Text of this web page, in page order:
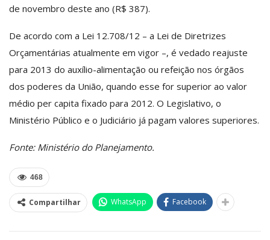
de novembro deste ano (R$ 387).
De acordo com a Lei 12.708/12 – a Lei de Diretrizes
Orçamentárias atualmente em vigor –, é vedado reajuste
para 2013 do auxílio-alimentação ou refeição nos órgãos
dos poderes da União, quando esse for superior ao valor
médio per capita fixado para 2012. O Legislativo, o
Ministério Público e o Judiciário já pagam valores superiores.
Fonte: Ministério do Planejamento.
468
Compartilhar WhatsApp Facebook